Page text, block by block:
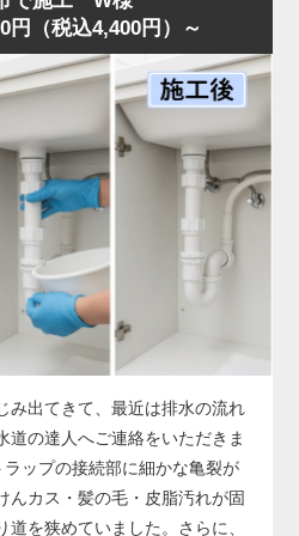
ため、排水桝が短期間で満杯に
合わせ、汚泥吸引と高圧洗浄
を完全除去。作業後は排水も正
った」とのお声をいただきまし
につながる深刻なサイン。兆候
へご相談ください。
円（税込4,400円）～
み出てきて、最近は排水の流れ
道の達人へご連絡をいただきま
ップの接続部に細かな亀裂が
んカス・髪の毛・皮脂汚れが固
道を狭めていました。さらに、